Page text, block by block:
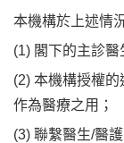
本機構於上述情
(1) 閣下的主診醫
(2) 本機構授權
作為醫療之用；
(3) 聯繫醫生/醫